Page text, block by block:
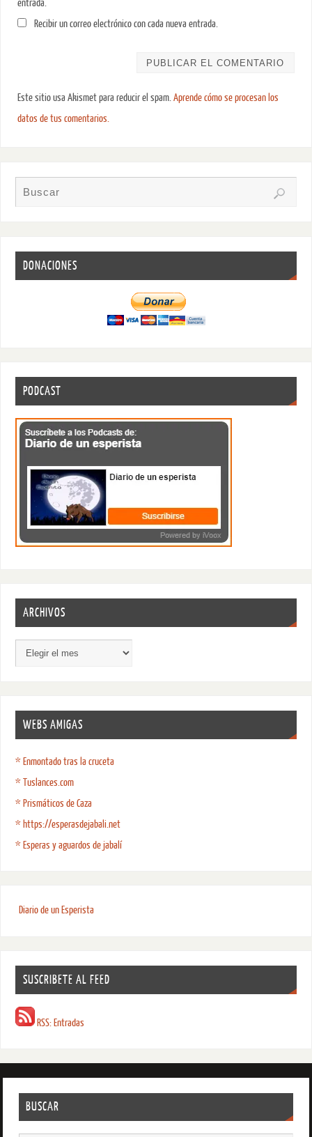
entrada.
Recibir un correo electrónico con cada nueva entrada.
Este sitio usa Akismet para reducir el spam.Aprende cómo se procesan los
datos de tus comentarios.
DONACIONES
PODCAST
ARCHIVOS
WEBS AMIGAS
* Enmontado tras la cruceta
* Tuslances.com
* Prismáticos de Caza
* https://esperasdejabali.net
* Esperas y aguardos de jabalí
Diario de un Esperista
SUSCRIBETE AL FEED
RSS: Entradas
BUSCAR